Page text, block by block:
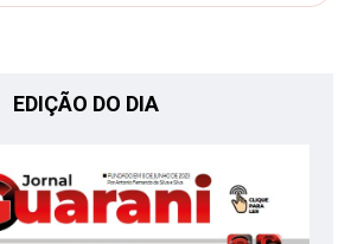
EDIÇÃO DO DIA